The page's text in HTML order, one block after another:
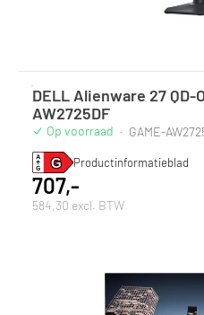
DELL Alienware 27 QD-
AW2725DF
Op voorraad · GAME-
Productinformatieblad
707,-
584,30 excl. BTW